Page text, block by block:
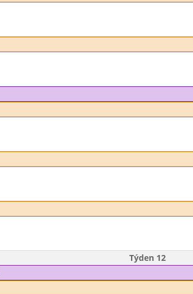
Týden 12